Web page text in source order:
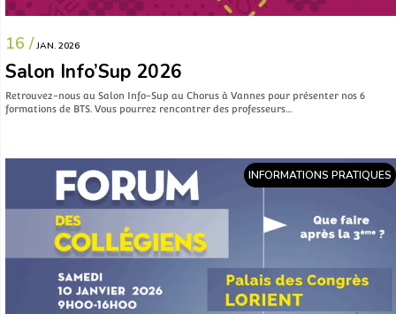
16 / JAN. 2026
Salon Info’Sup 2026
Retrouvez-nous au Salon Info-Sup au Chorus à Vannes pour présenter nos 6
formations de BTS. Vous pourrez rencontrer des professeurs…
INFORMATIONS PRATIQUES